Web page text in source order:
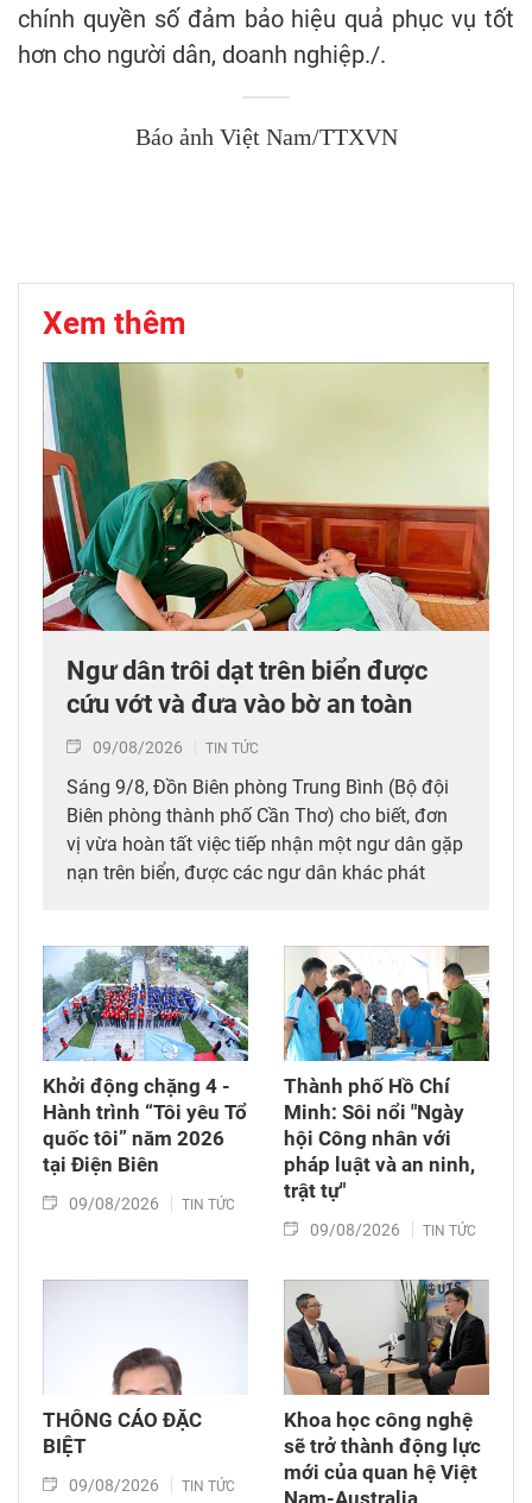
chính quyền số đảm bảo hiệu quả phục vụ tốt
hơn cho người dân, doanh nghiệp./.
Báo ảnh Việt Nam/TTXVN
Xem thêm
Ngư dân trôi dạt trên biển được
cứu vớt và đưa vào bờ an toàn
09/08/2026 TIN TỨC
Sáng 9/8, Đồn Biên phòng Trung Bình (Bộ đội
Biên phòng thành phố Cần Thơ) cho biết, đơn
vị vừa hoàn tất việc tiếp nhận một ngư dân gặp
nạn trên biển, được các ngư dân khác phát
Khởi động chặng 4 -
Hành trình “Tôi yêu Tổ
quốc tôi” năm 2026
tại Điện Biên
09/08/2026 TIN TỨC
Thành phố Hồ Chí
Minh: Sôi nổi "Ngày
hội Công nhân với
pháp luật và an ninh,
trật tự"
09/08/2026 TIN TỨC
THÔNG CÁO ĐẶC
BIỆT
09/08/2026 TIN TỨC
Khoa học công nghệ
sẽ trở thành động lực
mới của quan hệ Việt
Nam-Australia